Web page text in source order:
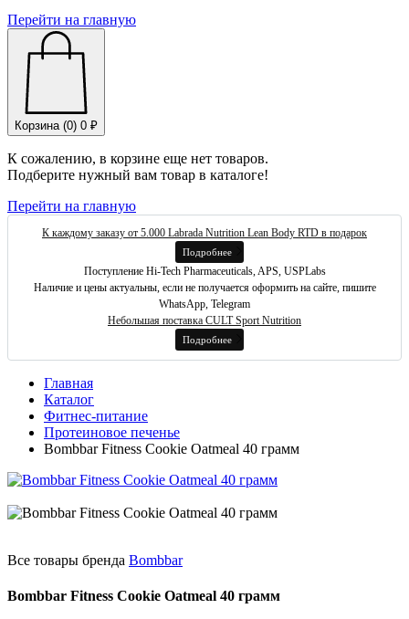
Перейти на главную
Корзина (0) 0 ₽
К сожалению, в корзине еще нет товаров.
Подберите нужный вам товар в каталоге!
Перейти на главную
К каждому заказу от 5.000 Labrada Nutrition Lean Body RTD в подарок
Подробнее
Поступление Hi-Tech Pharmaceuticals, APS, USPLabs
Наличие и цены актуальны, если не получается оформить на сайте, пишите
WhatsApp, Telegram
Небольшая поставка CULT Sport Nutrition
Подробнее
Главная
Каталог
Фитнес-питание
Протеиновое печенье
Bombbar Fitness Cookie Oatmeal 40 грамм
Все товары бренда Bombbar
Bombbar Fitness Cookie Oatmeal 40 грамм